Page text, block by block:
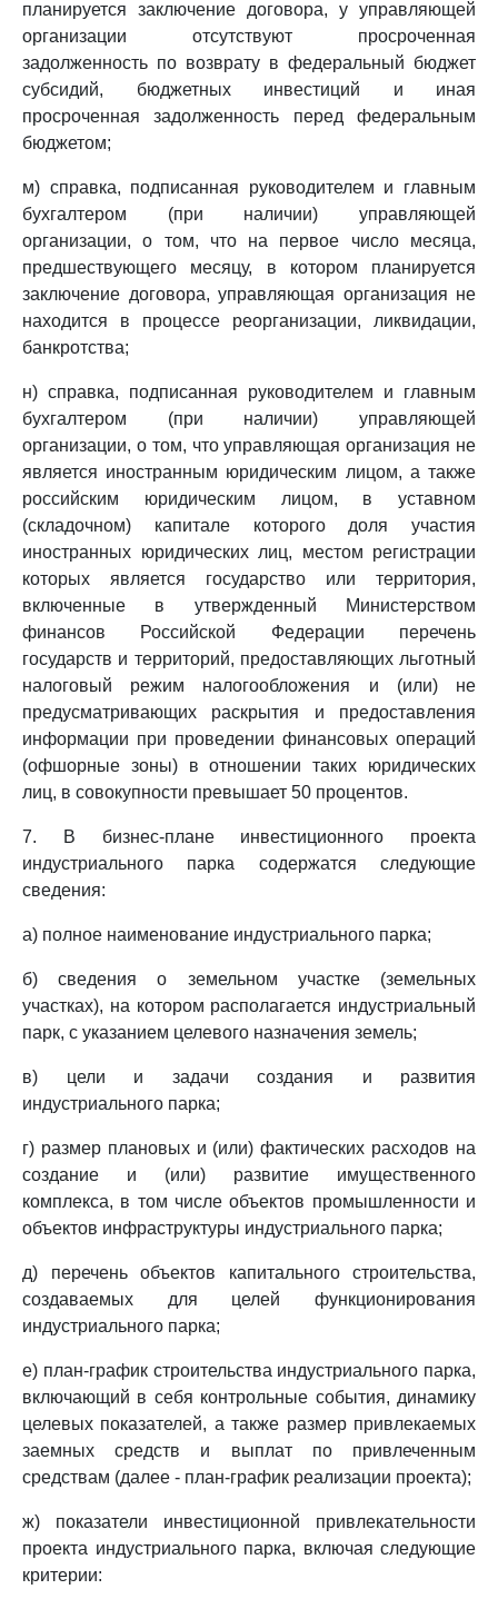
планируется заключение договора, у управляющей
организации отсутствуют просроченная
задолженность по возврату в федеральный бюджет
субсидий, бюджетных инвестиций и иная
просроченная задолженность перед федеральным
бюджетом;
м) справка, подписанная руководителем и главным
бухгалтером (при наличии) управляющей
организации, о том, что на первое число месяца,
предшествующего месяцу, в котором планируется
заключение договора, управляющая организация не
находится в процессе реорганизации, ликвидации,
банкротства;
н) справка, подписанная руководителем и главным
бухгалтером (при наличии) управляющей
организации, о том, что управляющая организация не
является иностранным юридическим лицом, а также
российским юридическим лицом, в уставном
(складочном) капитале которого доля участия
иностранных юридических лиц, местом регистрации
которых является государство или территория,
включенные в утвержденный Министерством
финансов Российской Федерации перечень
государств и территорий, предоставляющих льготный
налоговый режим налогообложения и (или) не
предусматривающих раскрытия и предоставления
информации при проведении финансовых операций
(офшорные зоны) в отношении таких юридических
лиц, в совокупности превышает 50 процентов.
7. В бизнес-плане инвестиционного проекта
индустриального парка содержатся следующие
сведения:
а) полное наименование индустриального парка;
б) сведения о земельном участке (земельных
участках), на котором располагается индустриальный
парк, с указанием целевого назначения земель;
в) цели и задачи создания и развития
индустриального парка;
г) размер плановых и (или) фактических расходов на
создание и (или) развитие имущественного
комплекса, в том числе объектов промышленности и
объектов инфраструктуры индустриального парка;
д) перечень объектов капитального строительства,
создаваемых для целей функционирования
индустриального парка;
е) план-график строительства индустриального парка,
включающий в себя контрольные события, динамику
целевых показателей, а также размер привлекаемых
заемных средств и выплат по привлеченным
средствам (далее - план-график реализации проекта);
ж) показатели инвестиционной привлекательности
проекта индустриального парка, включая следующие
критерии: